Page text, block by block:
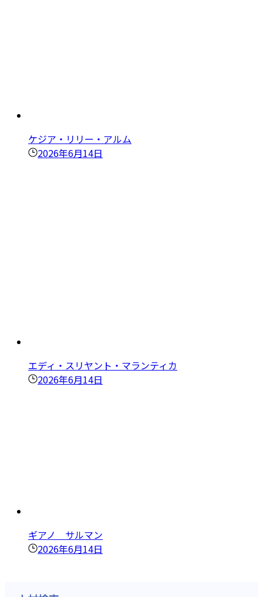
ケジア・リリー・アルム
2026年6月14日
エディ・スリヤント・マランティカ
2026年6月14日
ギアノ サルマン
2026年6月14日